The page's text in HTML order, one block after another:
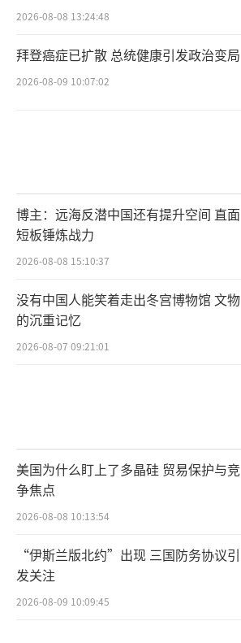
2026-08-08 13:24:48
拜登癌症已扩散 总统健康引发政治变局
2026-08-09 10:07:02
博主：远海反潜中国还有提升空间 直面
短板锤炼战力
2026-08-08 15:10:37
没有中国人能笑着走出冬宫博物馆 文物
的沉重记忆
2026-08-07 09:21:01
美国为什么盯上了多晶硅 贸易保护与竞
争焦点
2026-08-08 10:13:54
“伊斯兰版北约”出现 三国防务协议引
发关注
2026-08-09 10:09:45